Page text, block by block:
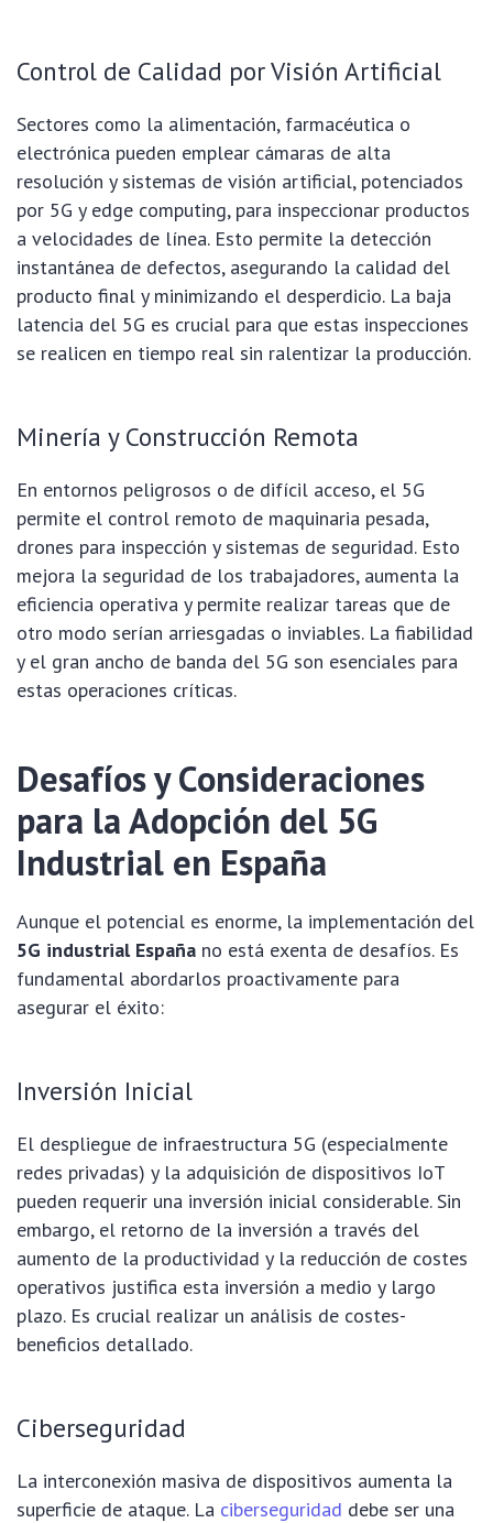
Control de Calidad por Visión Artificial
Sectores como la alimentación, farmacéutica o
electrónica pueden emplear cámaras de alta
resolución y sistemas de visión artificial, potenciados
por 5G y edge computing, para inspeccionar productos
a velocidades de línea. Esto permite la detección
instantánea de defectos, asegurando la calidad del
producto final y minimizando el desperdicio. La baja
latencia del 5G es crucial para que estas inspecciones
se realicen en tiempo real sin ralentizar la producción.
Minería y Construcción Remota
En entornos peligrosos o de difícil acceso, el 5G
permite el control remoto de maquinaria pesada,
drones para inspección y sistemas de seguridad. Esto
mejora la seguridad de los trabajadores, aumenta la
eficiencia operativa y permite realizar tareas que de
otro modo serían arriesgadas o inviables. La fiabilidad
y el gran ancho de banda del 5G son esenciales para
estas operaciones críticas.
Desafíos y Consideraciones
para la Adopción del 5G
Industrial en España
Aunque el potencial es enorme, la implementación del
5G industrial España no está exenta de desafíos. Es
fundamental abordarlos proactivamente para
asegurar el éxito:
Inversión Inicial
El despliegue de infraestructura 5G (especialmente
redes privadas) y la adquisición de dispositivos IoT
pueden requerir una inversión inicial considerable. Sin
embargo, el retorno de la inversión a través del
aumento de la productividad y la reducción de costes
operativos justifica esta inversión a medio y largo
plazo. Es crucial realizar un análisis de costes-
beneficios detallado.
Ciberseguridad
La interconexión masiva de dispositivos aumenta la
superficie de ataque. La ciberseguridad debe ser una